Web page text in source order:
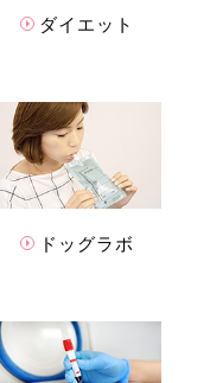
ダイエット
ドッグラボ